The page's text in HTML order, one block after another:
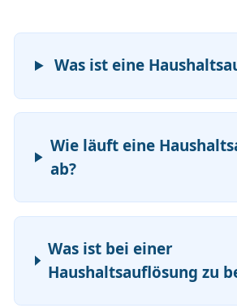
Was ist eine
Wie läuft eine
ab?
Was ist bei einer
Haushaltsauflösung zu